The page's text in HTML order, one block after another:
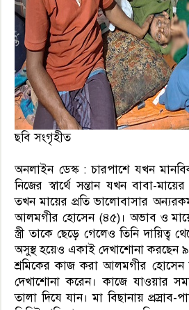
ছবি সংগৃহীত
অনলাইন ডেস্ক : চারপাশে যখন
নিজের স্বার্থে সন্তান যখন বাবা-
তখন মায়ের প্রতি ভালোবাসার
আলমগীর হোসেন (৪৫)। অভাব ও
স্ত্রী তাকে ছেড়ে গেলেও তিনি দায়িত্ব
অসুস্থ হয়েও একাই দেখাশোনা করছেন
শ্রমিকের কাজ করা আলমগীর হোসেন
দেখাশোনা করেন। কাজে যাওয়ার
তালা দিযে যান। মা বিছানায়